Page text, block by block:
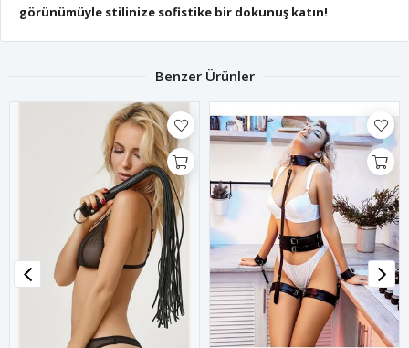
görünümüyle stilinize sofistike bir dokunuş katın!
Benzer Ürünler